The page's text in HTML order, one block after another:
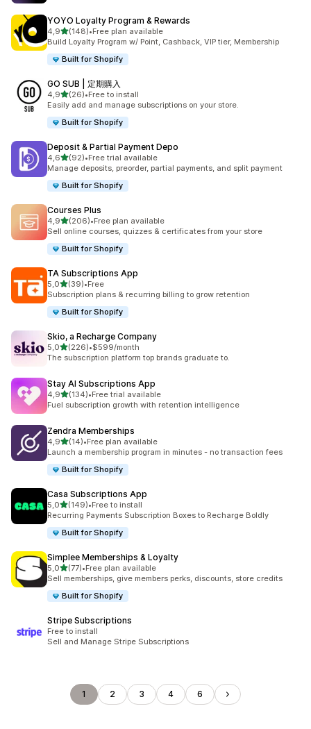
YOYO Loyalty Program & Rewards
4,9av 5 stjerner
(148)
Totalt 148 omtaler
•Free plan available
Build Loyalty Program w/ Point, Cashback, VIP tier, Membership
Built for Shopify
GO SUB | 定期購入
4,9av 5 stjerner
(26)
Totalt 26 omtaler
•Free to install
Easily add and manage subscriptions on your store.
Built for Shopify
Deposit & Partial Payment Depo
4,6av 5 stjerner
(92)
Totalt 92 omtaler
•Free trial available
Manage deposits, preorder, partial payments, and split payment
Built for Shopify
Courses Plus
4,9av 5 stjerner
(206)
Totalt 206 omtaler
•Free plan available
Sell online courses, quizzes & certificates from your store
Built for Shopify
TA Subscriptions App
5,0av 5 stjerner
(39)
Totalt 39 omtaler
•Free
Subscription plans & recurring billing to grow retention
Built for Shopify
Skio, a Recharge Company
5,0av 5 stjerner
(226)
Totalt 226 omtaler
•$599/month
The subscription platform top brands graduate to.
Stay AI Subscriptions App
4,9av 5 stjerner
(134)
Totalt 134 omtaler
•Free trial available
Fuel subscription growth with retention intelligence
Zendra Memberships
4,9av 5 stjerner
(14)
Totalt 14 omtaler
•Free plan available
Launch a membership program in minutes - no transaction fees
Built for Shopify
Casa Subscriptions App
5,0av 5 stjerner
(149)
Totalt 149 omtaler
•Free to install
Recurring Payments Subscription Boxes to Recharge Boldly
Built for Shopify
Simplee Memberships & Loyalty
5,0av 5 stjerner
(77)
Totalt 77 omtaler
•Free plan available
Sell memberships, give members perks, discounts, store credits
Built for Shopify
Stripe Subscriptions
Free to install
Sell and Manage Stripe Subscriptions
1 2 3 4 6